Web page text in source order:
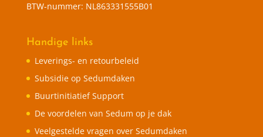
BTW-nummer: NL863331555B01
Handige links
Leverings- en retourbeleid
Subsidie op Sedumdaken
Buurtinitiatief Support
De voordelen van Sedum op je dak
Veelgestelde vragen over Sedumdaken